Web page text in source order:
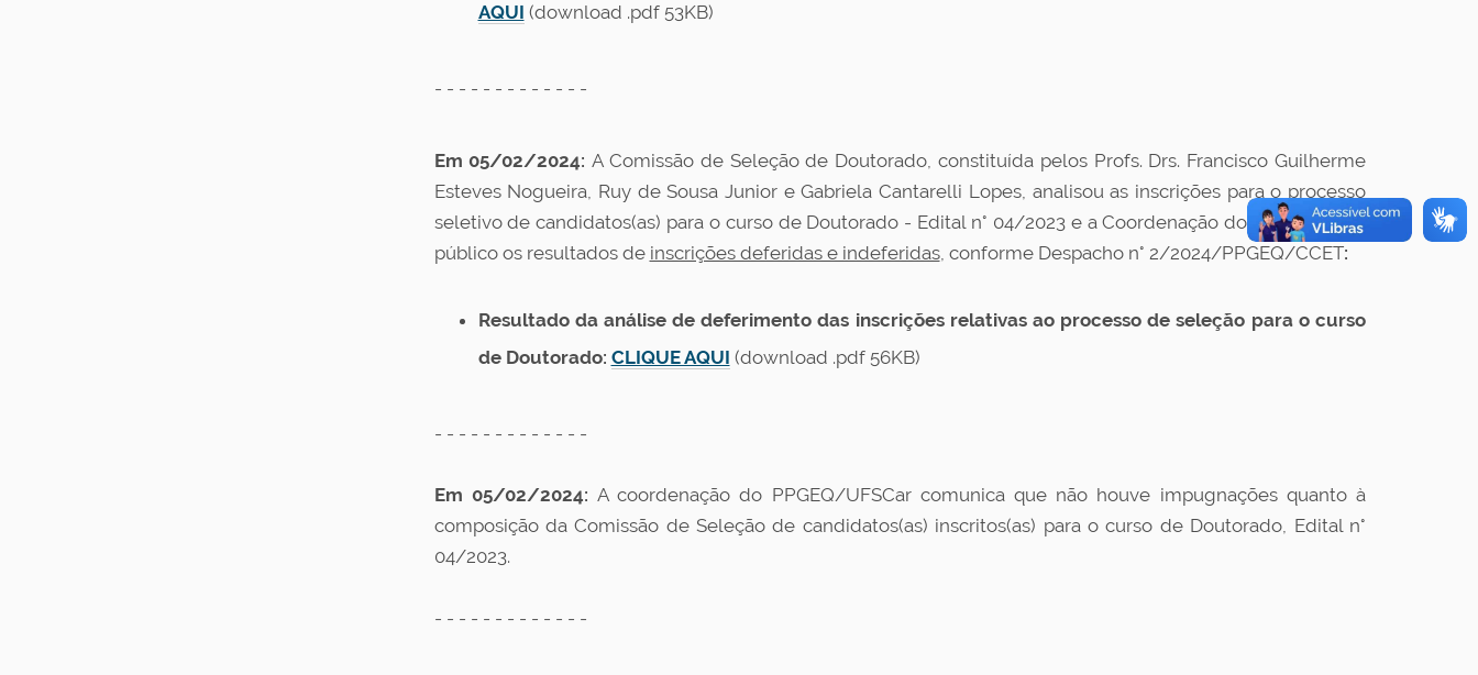
AQUI (download .pdf 53KB)
- - - - - - - - - - - - -
Em 05/02/2024:A Comissão de Seleção de Doutorado, constituída pelos Profs. Drs. Francisco Guilherme
Esteves Nogueira, Ruy de Sousa Junior e Gabriela Cantarelli Lopes, analisou as inscrições para o processo
seletivo de candidatos(as) para o curso de Doutorado - Edital n° 04/2023 e a Coordenação do PPGEQ torna
público os resultados de inscrições deferidas e indeferidas, conforme Despacho n° 2/2024/PPGEQ/CCET:
Resultado da análise de deferimento das inscrições relativas ao processo de seleção para o curso
de Doutorado: CLIQUE AQUI (download .pdf 56KB)
- - - - - - - - - - - - -
Em 05/02/2024: A coordenação do PPGEQ/UFSCar comunica que não houve impugnações quanto à
composição da Comissão de Seleção de candidatos(as) inscritos(as) para o curso de Doutorado, Edital n°
04/2023.
- - - - - - - - - - - - -